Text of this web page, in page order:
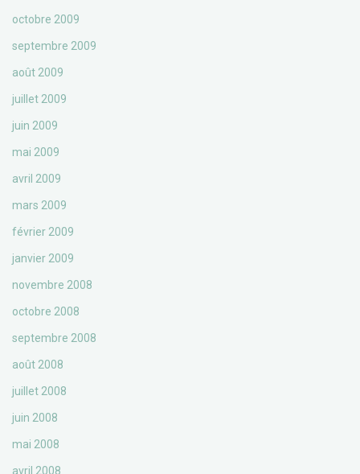
octobre 2009
septembre 2009
août 2009
juillet 2009
juin 2009
mai 2009
avril 2009
mars 2009
février 2009
janvier 2009
novembre 2008
octobre 2008
septembre 2008
août 2008
juillet 2008
juin 2008
mai 2008
avril 2008